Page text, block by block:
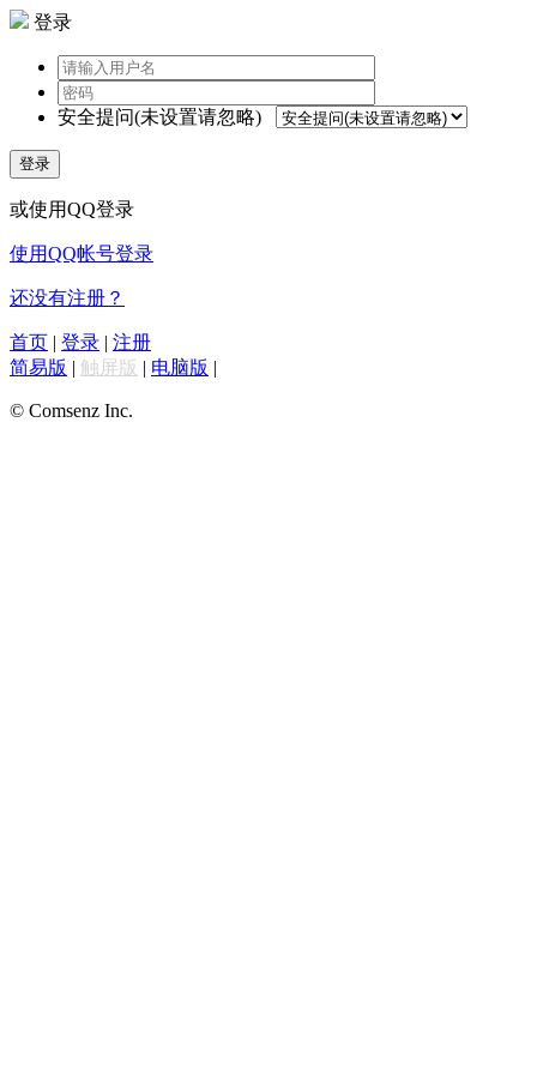
登录
安全提问(未设置请忽略)
登录
或使用QQ登录
使用QQ帐号登录
还没有注册？
首页 | 登录 | 注册
简易版 | 触屏版 | 电脑版 |
© Comsenz Inc.